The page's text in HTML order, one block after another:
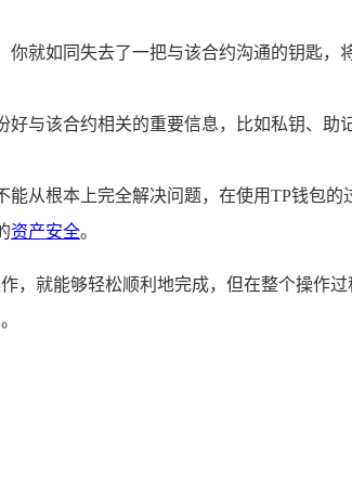
就如同失去了一把与该合约沟通的钥匙，
与该合约相关的重要信息，比如私钥、
从根本上完全解决问题，在使用TP钱包
资产安全。
就能够轻松顺利地完成，但在整个操作